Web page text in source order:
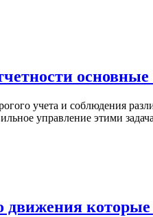
учета и соблюдения
управление этими